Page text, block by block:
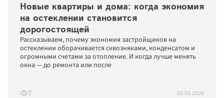
Новые квартиры и дома: когда экономия
на остеклении становится
дорогостоящей
Рассказываем, почему экономия застройщиков на
остеклении оборачивается сквозняками, конденсатом и
огромными счетами за отопление. И когда лучше менять
окна — до ремонта или после
7 05.08.2026